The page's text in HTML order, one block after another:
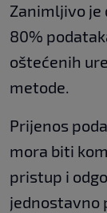
Zanimljivo je
80%
oštećenih
metode.
Prijenos
mora biti
pristup i
jednostavno